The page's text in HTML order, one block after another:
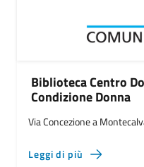
Biblioteca Centro
Condizione Donna
Via Concezione a
Leggi di più